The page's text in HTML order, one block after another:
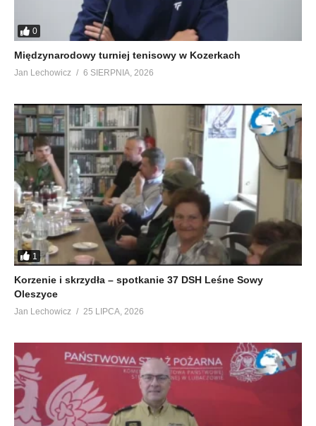
0
Międzynarodowy turniej tenisowy w Kozerkach
Jan Lechowicz 6 SIERPNIA, 2026
1
Korzenie i skrzydła – spotkanie 37 DSH Leśne Sowy
Oleszyce
Jan Lechowicz 25 LIPCA, 2026